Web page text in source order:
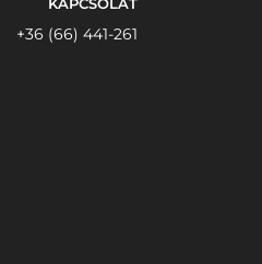
+36 (66) 441-261